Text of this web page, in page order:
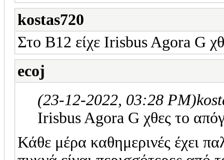
kostas720
Στο Β12 είχε Irisbus Agora G
ecoj
(23-12-2022, 03:28 PM)
Irisbus Agora G χθες το
Κάθε μέρα καθημερινές έχει